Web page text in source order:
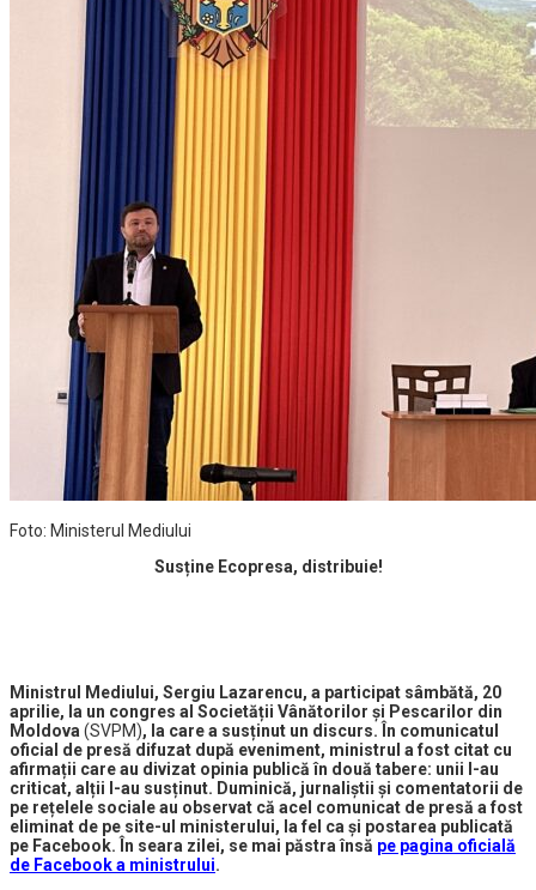
Foto: Ministerul Mediului
Susține Ecopresa, distribuie!
Ministrul Mediului, Sergiu Lazarencu, a participat sâmbătă, 20
aprilie, la un congres al Societății Vânătorilor și Pescarilor din
Moldova (SVPM), la care a susținut un discurs. În comunicatul
oficial de presă difuzat după eveniment, ministrul a fost citat cu
afirmații care au divizat opinia publică în două tabere: unii l-au
criticat, alții l-au susținut. Duminică, jurnaliștii și comentatorii de
pe rețelele sociale au observat că acel comunicat de presă a fost
eliminat de pe site-ul ministerului, la fel ca și postarea publicată
pe Facebook. În seara zilei, se mai păstra însă pe pagina oficială
de Facebook a ministrului.